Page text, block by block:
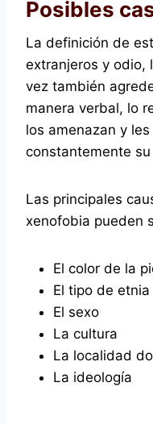
Posibles
La definición de
extranjeros y odio,
vez también
manera verbal, lo
los amenazan y
constantemente
Las principales
xenofobia pueden
El color de la
El tipo de etnia
El sexo
La cultura
La localidad
La ideología